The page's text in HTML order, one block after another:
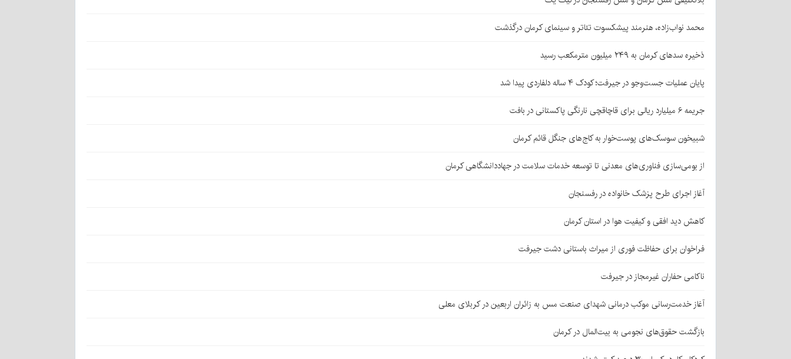
محمد نواب‌زاده، هنرمند پیشکسوت تئاتر و سینمای کرمان درگذشت
ذخیره سدهای کرمان به ۲۴۹ میلیون مترمکعب رسید
پایان عملیات جست‌وجو در جیرفت؛ کودک ۴ ساله دلفاردی پیدا شد
جریمه ۶ میلیارد ریالی برای قاچاقچی نارنگی پاکستانی در بافت
شبیخون سوسک‌های پوست‌خوار به کاج‌های جنگل قائم کرمان
از بومی‌سازی فناوری‌های معدنی تا توسعه خدمات سلامت در جهاددانشگاهی کرمان
آغاز اجرای طرح پزشک خانواده در رفسنجان
کاهش دید افقی و کیفیت هوا در استان کرمان
فراخوان برای حفاظت فوری از میراث باستانی دشت جیرفت
ناکامی حفاران غیرمجاز در جیرفت
آغاز خدمت‌رسانی موکب درمانی شهدای صنعت مس به زائران اربعین در کربلای معلی
بازگشت حقوق‌های نجومی به بیت‌المال در کرمان